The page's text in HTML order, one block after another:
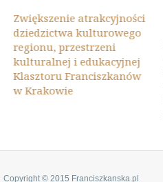
Zwiększenie atrakcyjności
dziedzictwa kulturowego
regionu, przestrzeni
kulturalnej i edukacyjnej
Klasztoru Franciszkanów
w Krakowie
Copyright © 2015 Franciszkanska.pl